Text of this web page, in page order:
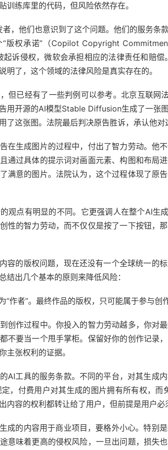
训练库里的代码，但风险依然存在。
，他们也意识到了这个问题。他们的服务条
“版权承诺”（Copilot Copyright
诉侵权，微软会承担相应的法律责任和赔
明了，这个领域的法律风险是真实存在的。
但已经有了一些判例可以参考。北京互联网
用开源的AI模型Stable Diffusion生成了一张
了这张图。法院最后判决原告胜诉，承认他对
在生成图片的过程中，付出了智力劳动。他
通过具体的提示词对画面元素、构图和布局
满意的图片。法院认为，这个过程体现了原
观点有明显的不同。它更强调人在整个AI生
性的智力劳动，而不仅仅是按了一下按钮，
容的版权问题，现在还没有一个全球统一的
结出几个基本的原则来降低风险：
“作者”。最终作品的版权，只可能属于参与创作
创作过程中。你投入的智力劳动越多，你对
不要当一个甩手掌柜。保留好你的创作记录
主张权利的证据。
AI工具的服务条款。不同的平台，对其生成
，付费用户对其生成的图片拥有所有权，而
内容的权利都转让给了用户，但前提是用户必
成的内容用于商业项目，要格外小心。特别
意味着更高的侵权风险，一旦出问题，损失